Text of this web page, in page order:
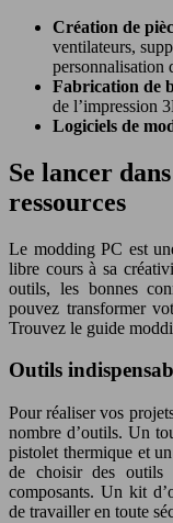
Création de
ventilateurs,
personnalisation
Fabrication de
de l’impression
Logiciels de
Se lancer
ressources
Le modding PC est
libre cours à sa
outils, les bonnes
pouvez transformer
Trouvez le guide
Outils
Pour réaliser vos
nombre d’outils. Un
pistolet thermique et
de choisir des outils
composants. Un kit
de travailler en toute